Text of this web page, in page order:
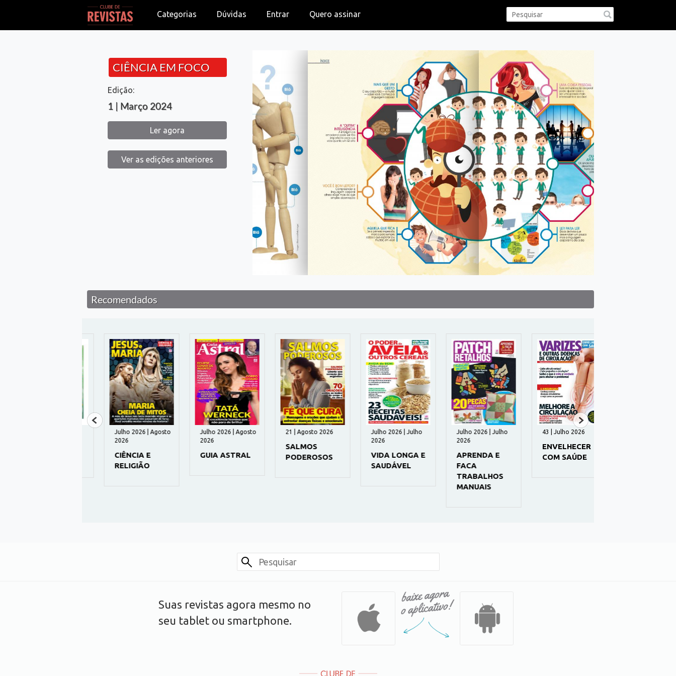
Categorias Dúvidas Entrar Quero assinar
CIÊNCIA EM FOCO
Edição:
1 | Março 2024
Ler agora
Ver as edições anteriores
Recomendados
Julho 2026 | Agosto
CIÊNCIA E
RELIGIÃO
Julho 2026 | Agosto
GUIA ASTRAL
21 | Agosto 2026
SALMOS
PODEROSOS
Julho 2026 | Julho
VIDA LONGA E
SAUDÁVEL
Julho 2026 | Julho
APRENDA E
FACA
TRABALHOS
MANUAIS
43 | Julho 2026
ENVELHECER
COM SAÚDE
Suas revistas agora mesmo no
seu tablet ou smartphone.